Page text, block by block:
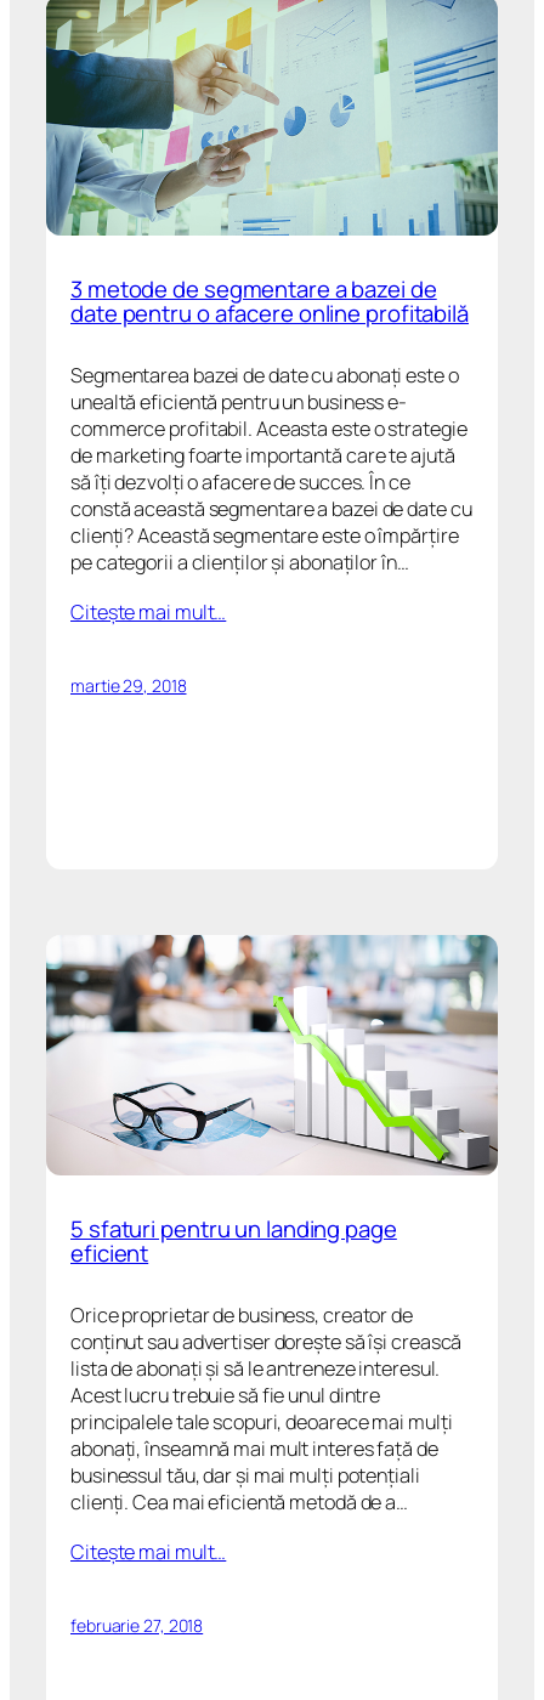
3 metode de segmentare a bazei de
date pentru o afacere online profitabilă
Segmentarea bazei de date cu abonați este o
unealtă eficientă pentru un business e-
commerce profitabil. Aceasta este o strategie
de marketing foarte importantă care te ajută
să îți dezvolți o afacere de succes. În ce
constă această segmentare a bazei de date cu
clienți? Această segmentare este o împărțire
pe categorii a clienților și abonaților în…
Citeşte mai mult…
martie 29, 2018
5 sfaturi pentru un landing page
eficient
Orice proprietar de business, creator de
conținut sau advertiser dorește să își crească
lista de abonați și să le antreneze interesul.
Acest lucru trebuie să fie unul dintre
principalele tale scopuri, deoarece mai mulți
abonați, înseamnă mai mult interes față de
businessul tău, dar și mai mulți potențiali
clienți. Cea mai eficientă metodă de a…
Citeşte mai mult…
februarie 27, 2018